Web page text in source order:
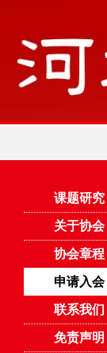
课题研究
关于协会
协会章程
申请入会
联系我们
免责声明